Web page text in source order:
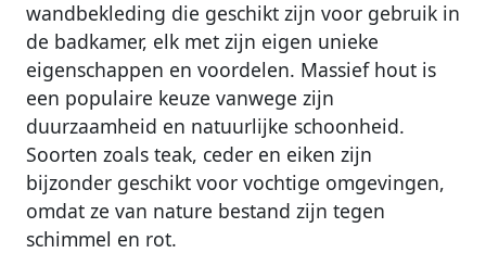
wandbekleding die geschikt zijn voor gebruik in
de badkamer, elk met zijn eigen unieke
eigenschappen en voordelen. Massief hout is
een populaire keuze vanwege zijn
duurzaamheid en natuurlijke schoonheid.
Soorten zoals teak, ceder en eiken zijn
bijzonder geschikt voor vochtige omgevingen,
omdat ze van nature bestand zijn tegen
schimmel en rot.